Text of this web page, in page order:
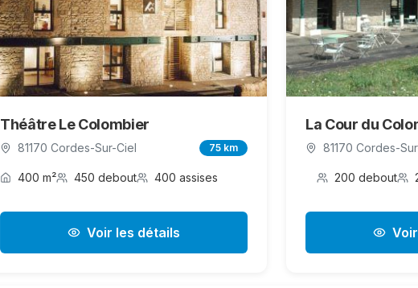
Théâtre Le Colombier
81170 Cordes-Sur-Ciel 75 km
400 m² 450 debout 400 assises
Voir les détails
La Cour du
81170 Cordes-
200 debout